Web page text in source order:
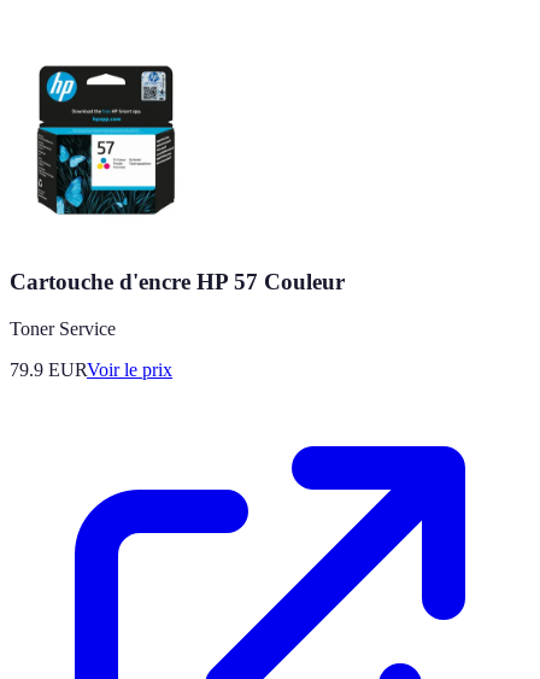
Cartouche d'encre HP 57 Couleur
Toner Service
79.9 EURVoir le prix